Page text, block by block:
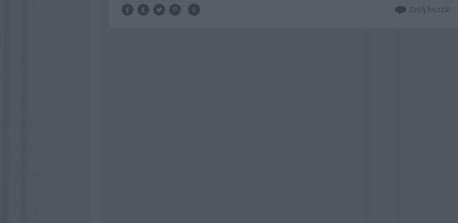
Szólj hozzá!